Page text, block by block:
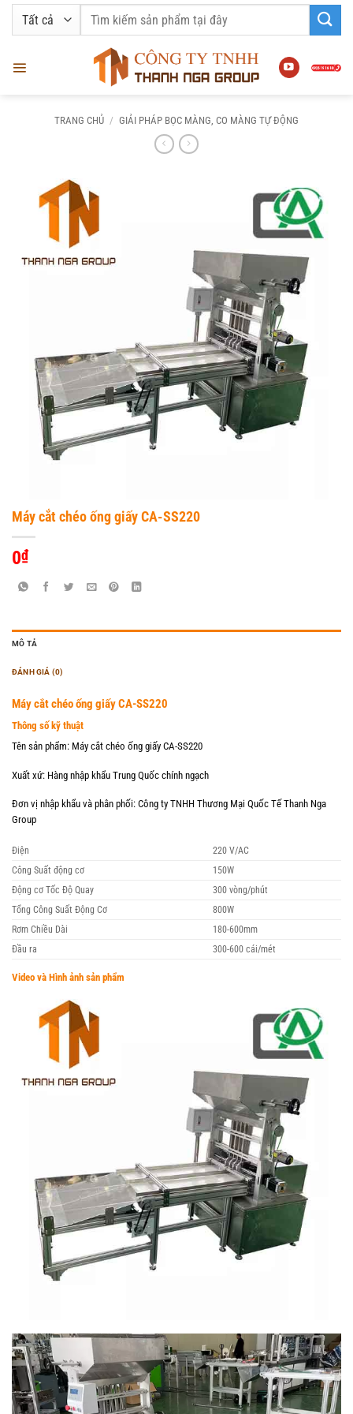
Tìm
TRANG CHỦ / GIẢI PHÁP BỌC MÀNG, CO MÀNG TỰ ĐỘNG
Máy cắt chéo ống giấy CA-SS220
0₫
MÔ TẢ
ĐÁNH GIÁ (0)
Máy cắt chéo ống giấy CA-SS220
Thông số kỹ thuật
Tên sản phẩm: Máy cắt chéo ống giấy CA-SS220
Xuất xứ: Hàng nhập khẩu Trung Quốc chính ngạch
Đơn vị nhập khẩu và phân phối: Công ty TNHH Thương Mại Quốc Tế Thanh Nga
Group
Điện
220 V/AC
Công Suất động cơ
150W
Động cơ Tốc Độ Quay
300 vòng/phút
Tổng Công Suất Động Cơ
800W
Rơm Chiều Dài
180-600mm
Đầu ra
300-600 cái/mét
Video và Hình ảnh sản phẩm